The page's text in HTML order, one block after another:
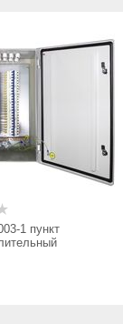
3;
подвода линии::
1 пункт